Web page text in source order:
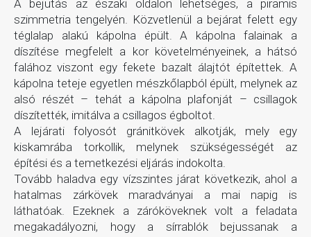
A bejutás az északi oldalon lehetséges, a piramis
szimmetria tengelyén. Közvetlenül a bejárat felett egy
téglalap alakú kápolna épült. A kápolna falainak a
díszítése megfelelt a kor követelményeinek, a hátsó
falához viszont egy fekete bazalt álajtót építettek. A
kápolna teteje egyetlen mészkőlapból épült, melynek az
alsó részét – tehát a kápolna plafonját – csillagok
díszítették, imitálva a csillagos égboltot.
A lejárati folyosót gránitkövek alkotják, mely egy
kiskamrába torkollik, melynek szükségességét az
építési és a temetkezési eljárás indokolta.
Tovább haladva egy vízszintes járat következik, ahol a
hatalmas zárkövek maradványai a mai napig is
láthatóak. Ezeknek a záróköveknek volt a feladata
megakadályozni, hogy a sírrablók bejussanak a